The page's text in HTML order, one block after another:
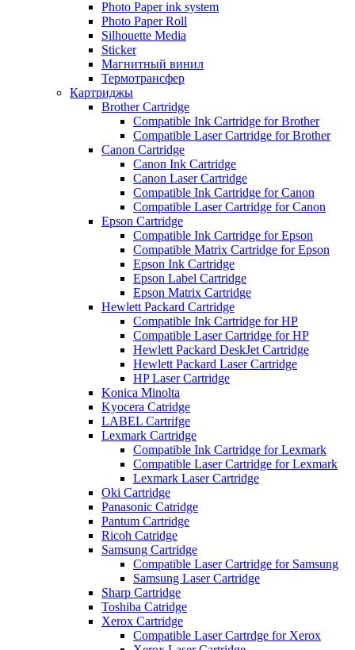
Photo Paper ink system
Photo Paper Roll
Silhouette Media
Sticker
Магнитный винил
Термотрансфер
Картриджы
Brother Cartridge
Compatible Ink Cartridge for Brother
Compatible Laser Cartridge for Brother
Canon Cartridge
Canon Ink Cartridge
Canon Laser Cartridge
Compatible Ink Cartridge for Canon
Compatible Laser Cartridge for Canon
Epson Cartridge
Compatible Ink Cartridge for Epson
Compatible Matrix Cartridge for Epson
Epson Ink Cartridge
Epson Label Cartridge
Epson Matrix Cartridge
Hewlett Packard Cartridge
Compatible Ink Cartridge for HP
Compatible Laser Cartridge for HP
Hewlett Packard DeskJet Cartridge
Hewlett Packard Laser Cartridge
HP Laser Cartridge
Konica Minolta
Kyocera Catridge
LABEL Cartrifge
Lexmark Cartridge
Compatible Ink Cartridge for Lexmark
Compatible Laser Cartridge for Lexmark
Lexmark Laser Cartridge
Oki Cartridge
Panasonic Catridge
Pantum Cartridge
Ricoh Catridge
Samsung Cartridge
Compatible Laser Cartridge for Samsung
Samsung Laser Cartridge
Sharp Cartridge
Toshiba Catridge
Xerox Cartridge
Compatible Laser Cartrdge for Xerox